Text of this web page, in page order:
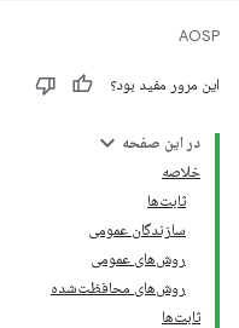
AOSP
این مرور مفید بود؟
در این صفحه
خلاصه
ثابت‌ها
سازندگان عمومی
روش‌های عمومی
روش‌های محافظت‌شده
ثابت‌ها